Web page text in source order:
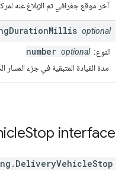
آخر موقع جغرافي تم الإبلاغ عنه
DurationMillis optional
النوع: number optional
مدة القيادة المتبقية في جزء المسار
Stop interface
. DeliveryVehicleStop